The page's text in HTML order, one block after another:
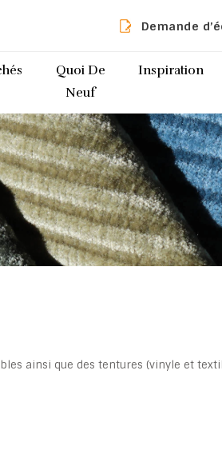
Demande
Quoi De
Neuf
Inspiration
ainsi que des tentures (vinyle et